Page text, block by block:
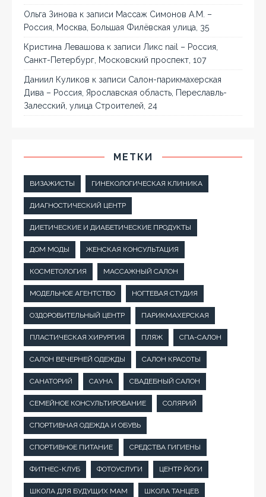
Ольга Зинова к записи Массаж Симонов А.М. –
Россия, Москва, Большая Филёвская улица, 35
Кристина Левашова к записи Ликс nail – Россия,
Санкт-Петербург, Московский проспект, 107
Даниил Куликов к записи Салон-парикмахерская
Дива – Россия, Ярославская область, Переславль-
Залесский, улица Строителей, 24
МЕТКИ
ВИЗАЖИСТЫ ГИНЕКОЛОГИЧЕСКАЯ КЛИНИКА
ДИАГНОСТИЧЕСКИЙ ЦЕНТР
ДИЕТИЧЕСКИЕ И ДИАБЕТИЧЕСКИЕ ПРОДУКТЫ
ДОМ МОДЫ ЖЕНСКАЯ КОНСУЛЬТАЦИЯ
КОСМЕТОЛОГИЯ МАССАЖНЫЙ САЛОН
МОДЕЛЬНОЕ АГЕНТСТВО НОГТЕВАЯ СТУДИЯ
ОЗДОРОВИТЕЛЬНЫЙ ЦЕНТР ПАРИКМАХЕРСКАЯ
ПЛАСТИЧЕСКАЯ ХИРУРГИЯ ПЛЯЖ СПА-САЛОН
САЛОН ВЕЧЕРНЕЙ ОДЕЖДЫ САЛОН КРАСОТЫ
САНАТОРИЙ САУНА СВАДЕБНЫЙ САЛОН
СЕМЕЙНОЕ КОНСУЛЬТИРОВАНИЕ СОЛЯРИЙ
СПОРТИВНАЯ ОДЕЖДА И ОБУВЬ
СПОРТИВНОЕ ПИТАНИЕ СРЕДСТВА ГИГИЕНЫ
ФИТНЕС-КЛУБ ФОТОУСЛУГИ ЦЕНТР ЙОГИ
ШКОЛА ДЛЯ БУДУЩИХ МАМ ШКОЛА ТАНЦЕВ